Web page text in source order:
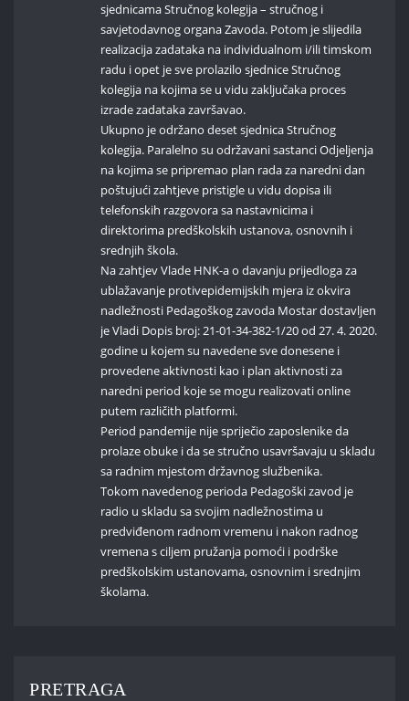
sjednicama Stručnog kolegija – stručnog i
savjetodavnog organa Zavoda. Potom je slijedila
realizacija zadataka na individualnom i/ili timskom
radu i opet je sve prolazilo sjednice Stručnog
kolegija na kojima se u vidu zaključaka proces
izrade zadataka završavao.
Ukupno je održano deset sjednica Stručnog
kolegija. Paralelno su održavani sastanci Odjeljenja
na kojima se pripremao plan rada za naredni dan
poštujući zahtjeve pristigle u vidu dopisa ili
telefonskih razgovora sa nastavnicima i
direktorima predškolskih ustanova, osnovnih i
srednjih škola.
Na zahtjev Vlade HNK-a o davanju prijedloga za
ublažavanje protivepidemijskih mjera iz okvira
nadležnosti Pedagoškog zavoda Mostar dostavljen
je Vladi Dopis broj: 21-01-34-382-1/20 od 27. 4. 2020.
godine u kojem su navedene sve donesene i
provedene aktivnosti kao i plan aktivnosti za
naredni period koje se mogu realizovati online
putem različith platformi.
Period pandemije nije spriječio zaposlenike da
prolaze obuke i da se stručno usavršavaju u skladu
sa radnim mjestom državnog službenika.
Tokom navedenog perioda Pedagoški zavod je
radio u skladu sa svojim nadležnostima u
predviđenom radnom vremenu i nakon radnog
vremena s ciljem pružanja pomoći i podrške
predškolskim ustanovama, osnovnim i srednjim
školama.
PRETRAGA